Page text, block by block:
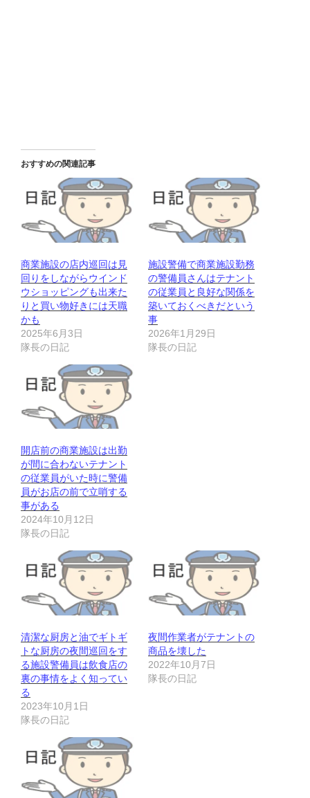
おすすめの関連記事
商業施設の店内巡回は見
回りをしながらウインド
ウショッピングも出来た
りと買い物好きには天職
かも
2025年6月3日
隊長の日記
施設警備で商業施設勤務
の警備員さんはテナント
の従業員と良好な関係を
築いておくべきだという
事
2026年1月29日
隊長の日記
開店前の商業施設は出勤
が間に合わないテナント
の従業員がいた時に警備
員がお店の前で立哨する
事がある
2024年10月12日
隊長の日記
清潔な厨房と油でギトギ
トな厨房の夜間巡回をす
る施設警備員は飲食店の
裏の事情をよく知ってい
る
2023年10月1日
隊長の日記
夜間作業者がテナントの
商品を壊した
2022年10月7日
隊長の日記